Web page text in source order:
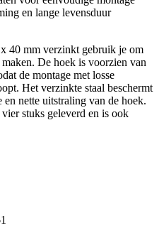
en lange levensduur
40 mm verzinkt gebruik je om
De hoek is voorzien van
de montage met losse
Het verzinkte staal beschermt
en nette uitstraling van de hoek.
stuks geleverd en is ook